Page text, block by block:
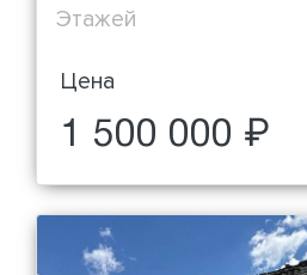
Этажей
Цена
1 500 000 ₽